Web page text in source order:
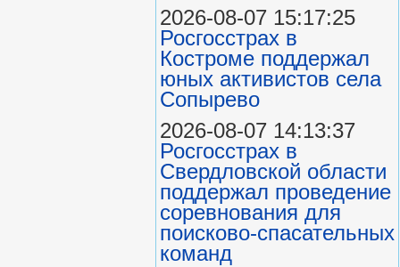
2026-08-07 15:17:25
Росгосстрах в
Костроме поддержал
юных активистов села
Сопырево
2026-08-07 14:13:37
Росгосстрах в
Свердловской области
поддержал проведение
соревнования для
поисково‑спасательных
команд